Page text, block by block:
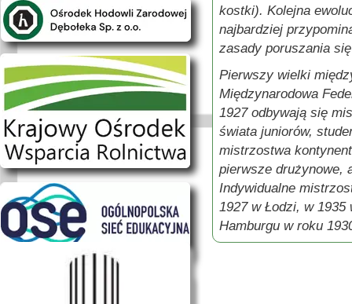
kostki). Kolejna
najbardziej
zasady poruszania
Pierwszy wielki
Międzynarodowa
1927 odbywają się
świata juniorów,
mistrzostwa
pierwsze drużynowe,
Indywidualne
1927 w Łodzi, w
Hamburgu w roku